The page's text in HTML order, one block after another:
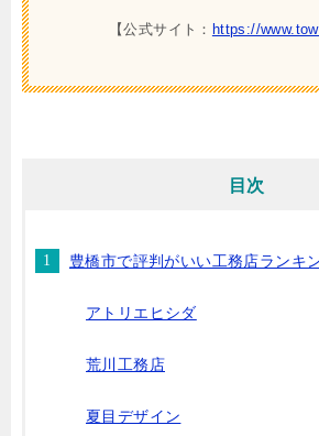
【公式サイト： https://
目次
豊橋市で評判がいい工務店ランキ
アトリエヒシダ
荒川工務店
夏目デザイン